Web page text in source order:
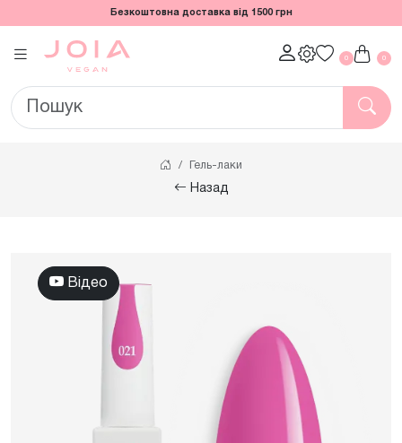
Безкоштовна доставка від 1500 грн
0 0
Гель-лаки
Назад
Відео